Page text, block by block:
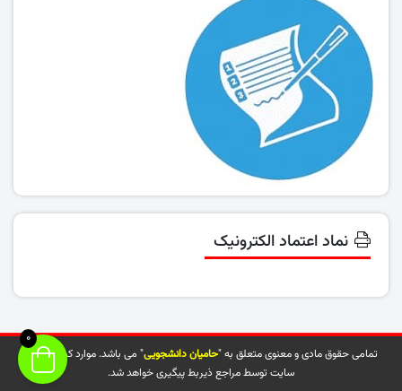
نماد اعتماد الکترونیک
تمامی حقوق مادی و معنوی متعلق به "حامیان دانشجویی" می باشد. موارد کپی شده از
سایت توسط مراجع ذیربط پیگیری خواهد شد.
0